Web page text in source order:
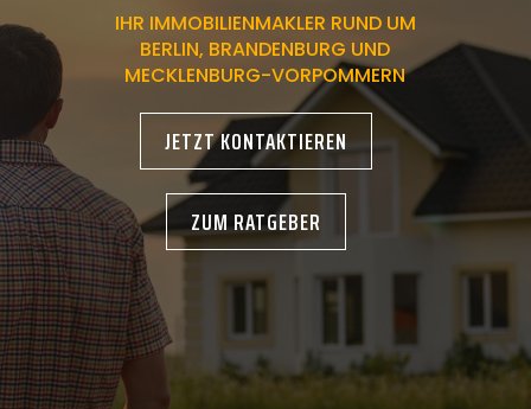
IHR IMMOBILIENMAKLER RUND UM
BERLIN, BRANDENBURG UND
MECKLENBURG-VORPOMMERN
JETZT KONTAKTIEREN
ZUM RATGEBER